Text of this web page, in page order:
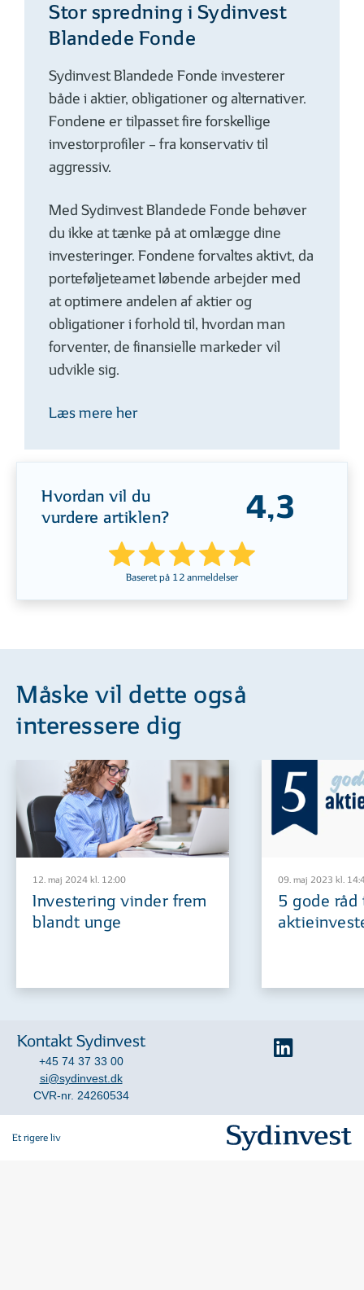
Stor spredning i Sydinvest
Blandede Fonde
Sydinvest Blandede Fonde investerer
både i aktier, obligationer og alternativer.
Fondene er tilpasset fire forskellige
investorprofiler – fra konservativ til
aggressiv.
Med Sydinvest Blandede Fonde behøver
du ikke at tænke på at omlægge dine
investeringer. Fondene forvaltes aktivt, da
porteføljeteamet løbende arbejder med
at optimere andelen af aktier og
obligationer i forhold til, hvordan man
forventer, de finansielle markeder vil
udvikle sig.
Læs mere her
Hvordan vil du
vurdere artiklen?
4,3
Baseret på 12 anmeldelser
Måske vil dette også
interessere dig
12. maj 2024 kl. 12:00
Investering vinder frem
blandt unge
09. maj 2023 kl.
5 gode råd
Kontakt Sydinvest
+45 74 37 33 00
si@sydinvest.dk
CVR-nr. 24260534
Et rigere liv